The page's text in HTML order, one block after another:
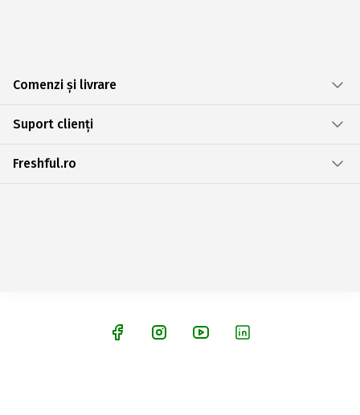
Comenzi și livrare
Suport clienți
Freshful.ro